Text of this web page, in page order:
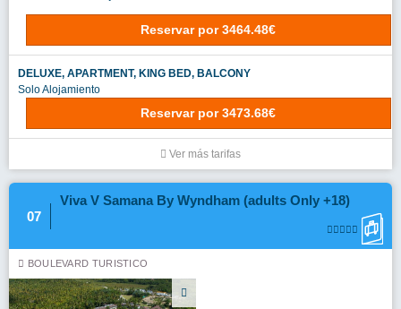
Reservar por 3464.48€
DELUXE, APARTMENT, KING BED, BALCONY
Solo Alojamiento
Reservar por 3473.68€
Ver más tarifas
07
Viva V Samana By Wyndham (adults Only +18)
BOULEVARD TURISTICO